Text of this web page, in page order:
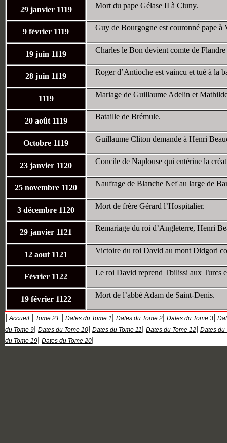
29 janvier 1119 Mort du pape Gélase II à Cluny.
9 février 1119 Guy de Bourgogne est couronné pape
19 juin 1119 Charles le Bon devient comte de
28 juin 1119 Roger d’Antioche est vaincu et tué à la
1119 Mariage de Guillaume Adelin et
20 août 1119 Bataille de Brémule.
Octobre 1119 Guillaume Cliton demande à Henri
23 janvier 1120 Concile de Naplouse qui entérine la
25 novembre 1120 Naufrage de Blanche Nef au large de
3 décembre 1120 Mort de frère Gérard l’Hospitalier.
29 janvier 1121 Remariage du roi d’Angleterre, Henri
12 aout 1121 Victoire du roi David au mont Didgori
Février 1122 Le roi David reprend Tbilissi aux Turcs
19 février 1122 Mort de l’abbé Adam de Saint-Denis.
Accueil Tome 21 Dates du Tome 1 Dates du Tome 2 Dates du Tome 3
du Tome 9 Dates du Tome 10 Dates du Tome 11 Dates du Tome 12 Dates du
du Tome 19 Dates du Tome 20